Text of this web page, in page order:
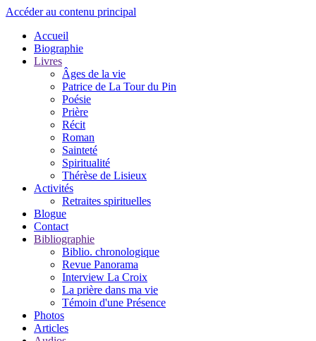
Accéder au contenu principal
Accueil
Biographie
Livres
Âges de la vie
Patrice de La Tour du Pin
Poésie
Prière
Récit
Roman
Sainteté
Spiritualité
Thérèse de Lisieux
Activités
Retraites spirituelles
Blogue
Contact
Bibliographie
Biblio. chronologique
Revue Panorama
Interview La Croix
La prière dans ma vie
Témoin d'une Présence
Photos
Articles